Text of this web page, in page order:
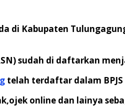
di Kabupaten
sudah di daftarkan
telah terdaftar dalam
online dan lainya